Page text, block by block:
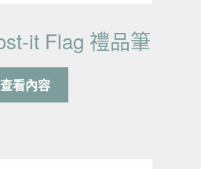
it Flag 禮品筆
查看內容